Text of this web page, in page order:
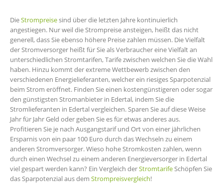
DieStrompreisesind über die letzten Jahre kontinuierlich
angestiegen. Nur weil die Strompreise ansteigen, heißt das nicht
generell, dass Sie ebenso höhere Preise zahlen müssen. Die Vielfalt
der Stromversorger heißt für Sie als Verbraucher eine Vielfalt an
unterschiedlichen Stromtarifen, Tarife zwischen welchen Sie die Wahl
haben. Hinzu kommt der extreme Wettbewerb zwischen den
verschiedenen Energielieferanten, welcher ein riesiges Sparpotenzial
beim Strom eröffnet. Finden Sie einen kostengünstigeren oder sogar
den günstigsten Stromanbieter in Edertal, indem Sie die
Stromlieferanten in Edertal vergleichen. Sparen Sie auf diese Weise
Jahr für Jahr Geld oder geben Sie es für etwas anderes aus.
Profitieren Sie je nach Ausgangstarif und Ort von einer jährlichen
Ersparnis von ein paar 100 Euro durch das Wechseln zu einem
anderen Stromversorger. Wieso hohe Stromkosten zahlen, wenn
durch einen Wechsel zu einem anderen Energieversorger in Edertal
viel gespart werden kann? Ein Vergleich derStromtarife Schöpfen Sie
das Sparpotenzial aus dem Strompreisvergleich!